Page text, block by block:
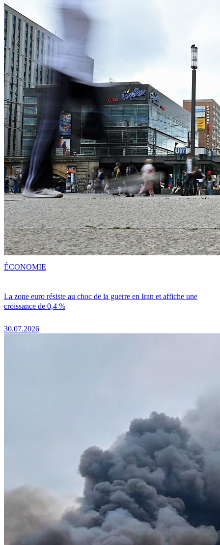
La zone euro résiste au choc de la guerre en Iran et affiche une
croissance de 0,4 %
30.07.2026
ÉCONOMIE